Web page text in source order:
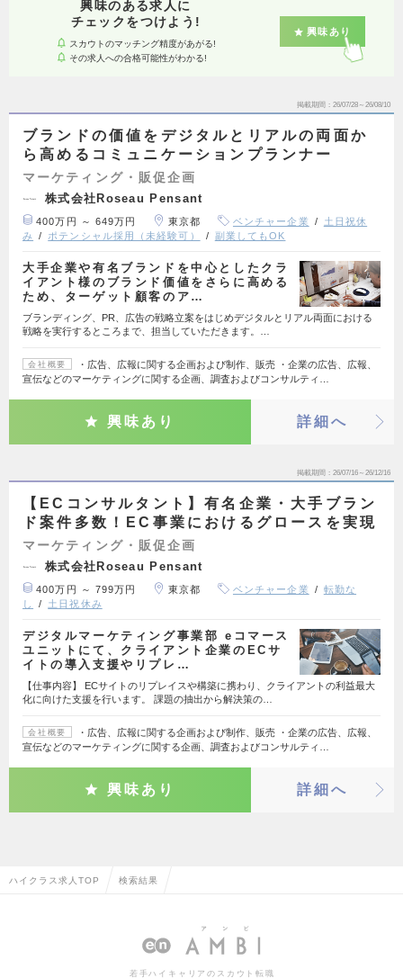
興味のある求人に
チェックをつけよう!
スカウトのマッチング精度があがる!
その求人への合格可能性がわかる!
興味あり
掲載期間 26/07/28～26/08/10
ブランドの価値をデジタルとリアルの両面か
ら高めるコミュニケーションプランナー
マーケティング・販促企画
株式会社Roseau Pensant
400万円 ～ 649万円 東京都 ベンチャー企業
土日祝休
み
ポテンシャル採用（未経験可） 副業してもOK
大手企業や有名ブランドを中心としたクラ
イアント様のブランド価値をさらに高める
ため、ターゲット顧客のア…
ブランディング、PR、広告の戦略立案をはじめデジタルとリアル両面における
戦略を実行するところまで、担当していただきます。…
会社概要
・広告、広報に関する企画および制作、販売 ・企業の広告、広報、
宣伝などのマーケティングに関する企画、調査およびコンサルティ…
興味あり 詳細へ
掲載期間 26/07/16～26/12/16
【ECコンサルタント】有名企業・大手ブラン
ド案件多数！EC事業におけるグロースを実現
マーケティング・販促企画
株式会社Roseau Pensant
400万円 ～ 799万円 東京都 ベンチャー企業
転勤な
し
土日祝休み
デジタルマーケティング事業部 eコマース
ユニットにて、クライアント企業のECサ
イトの導入支援やリプレ…
【仕事内容】 ECサイトのリプレイスや構築に携わり、クライアントの利益最大
化に向けた支援を行います。 課題の抽出から解決策の…
会社概要
・広告、広報に関する企画および制作、販売 ・企業の広告、広報、
宣伝などのマーケティングに関する企画、調査およびコンサルティ…
興味あり 詳細へ
ハイクラス求人TOP 検索結果
若手ハイキャリアのスカウト転職